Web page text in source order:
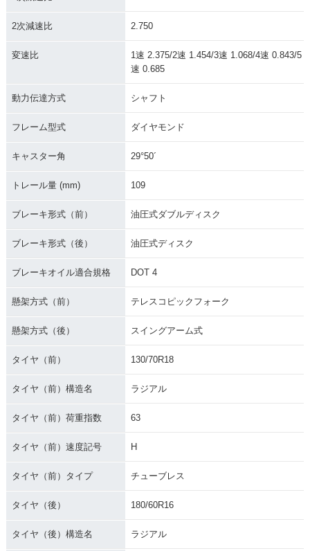
US PACKAGE・新
G・カラーチェンジ
G・カラーチェンジ
G・フルモデルチェ
1999年 GOLD WIN
ンジ
1998年 GOLD WIN
G SE・カラーチェン
ジ
G SE 20周年記念
車・特別・限定仕様
1993年 GOLD WIN
G SE・カラーチェン
1992年 GOLD WIN
G SE・カラーチェン
2次減速比 2.750
変速比
1速 2.375/2速 1.454/3速 1.068/4速 0.843/5
速 0.685
動力伝達方式 シャフト
フレーム型式 ダイヤモンド
キャスター角 29°50´
トレール量 (mm) 109
ブレーキ形式（前） 油圧式ダブルディスク
ブレーキ形式（後） 油圧式ディスク
ブレーキオイル適合規格 DOT 4
懸架方式（前） テレスコピックフォーク
懸架方式（後） スイングアーム式
タイヤ（前） 130/70R18
タイヤ（前）構造名 ラジアル
タイヤ（前）荷重指数 63
タイヤ（前）速度記号 H
タイヤ（前）タイプ チューブレス
タイヤ（後） 180/60R16
タイヤ（後）構造名 ラジアル